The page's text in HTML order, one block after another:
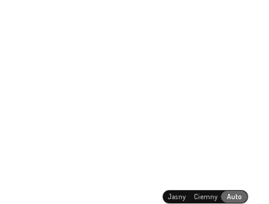
Jasny Ciemny Auto